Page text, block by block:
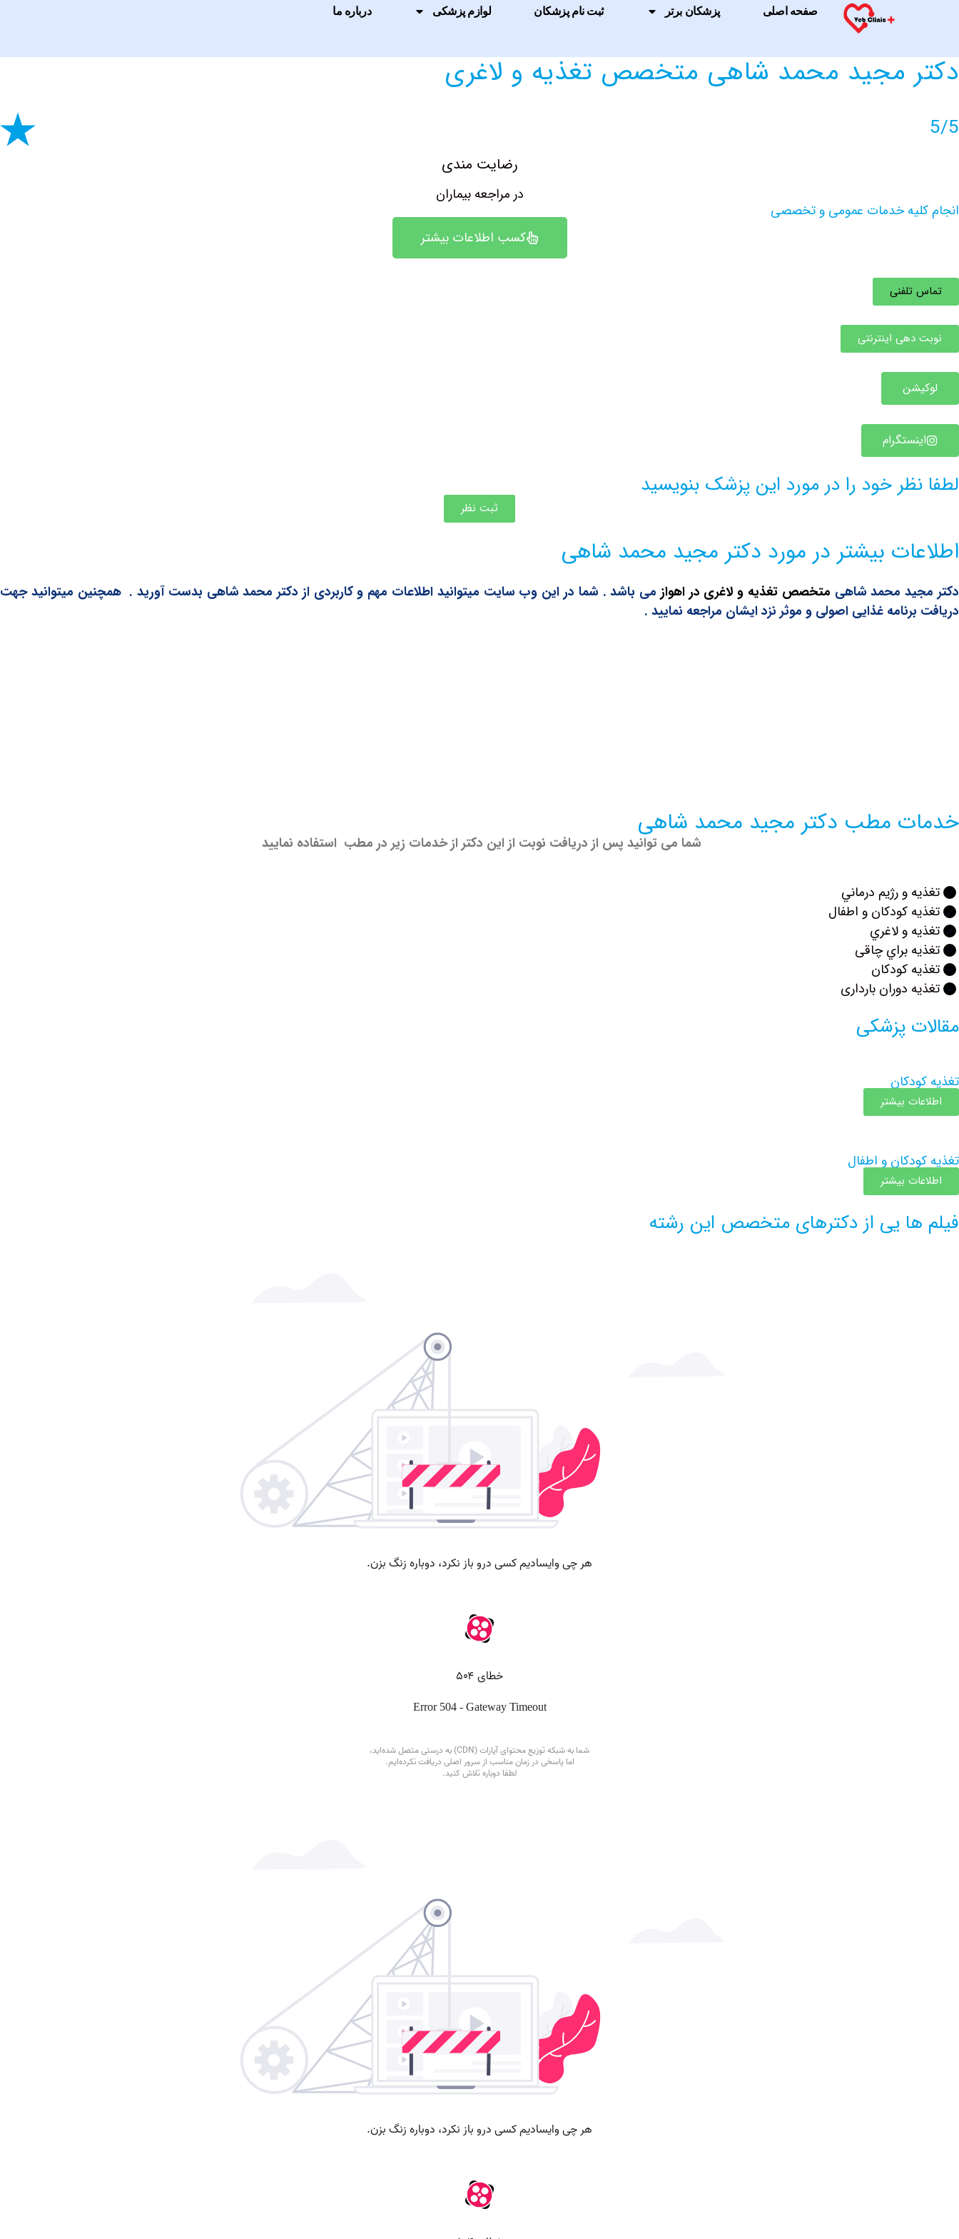
صفحه اصلی پزشکان برتر ثبت نام پزشکان لوازم پزشکی درباره ما
دکتر مجید محمد شاهی متخصص تغذیه و لاغری
5/5
رضایت مندی
در مراجعه بیماران
انجام کلیه خدمات عمومی و تخصصی
کسب اطلاعات بیشتر
تماس تلفنی
نوبت دهی اینترنتی
لوکیشن
اینستگرام
لطفا نظر خود را در مورد این پزشک بنویسید
ثبت نظر
اطلاعات بیشتر در مورد دکتر مجید محمد شاهی
دکتر مجید محمد شاهی متخصص تغذیه و لاغری در اهواز می باشد . شما در این وب سایت میتوانید اطلاعات مهم و کاربردی از دکتر محمد شاهی بدست آورید . همچنین میتوانید جهت
دریافت برنامه غذایی اصولی و موثر نزد ایشان مراجعه نمایید .
خدمات مطب دکتر مجید محمد شاهی
شما می توانید پس از دریافت نوبت از این دکتر از خدمات زیر در مطب استفاده نمایید
تغذيه و رژيم درماني
تغذيه كودكان و اطفال
تغذيه و لاغري
تغذيه براي چاقی
تغذیه کودکان
تغذیه دوران بارداری
مقالات پزشکی
تغذیه کودکان
اطلاعات بیشتر
تغذیه کودکان و اطفال
اطلاعات بیشتر
فیلم ها یی از دکترهای متخصص این رشته